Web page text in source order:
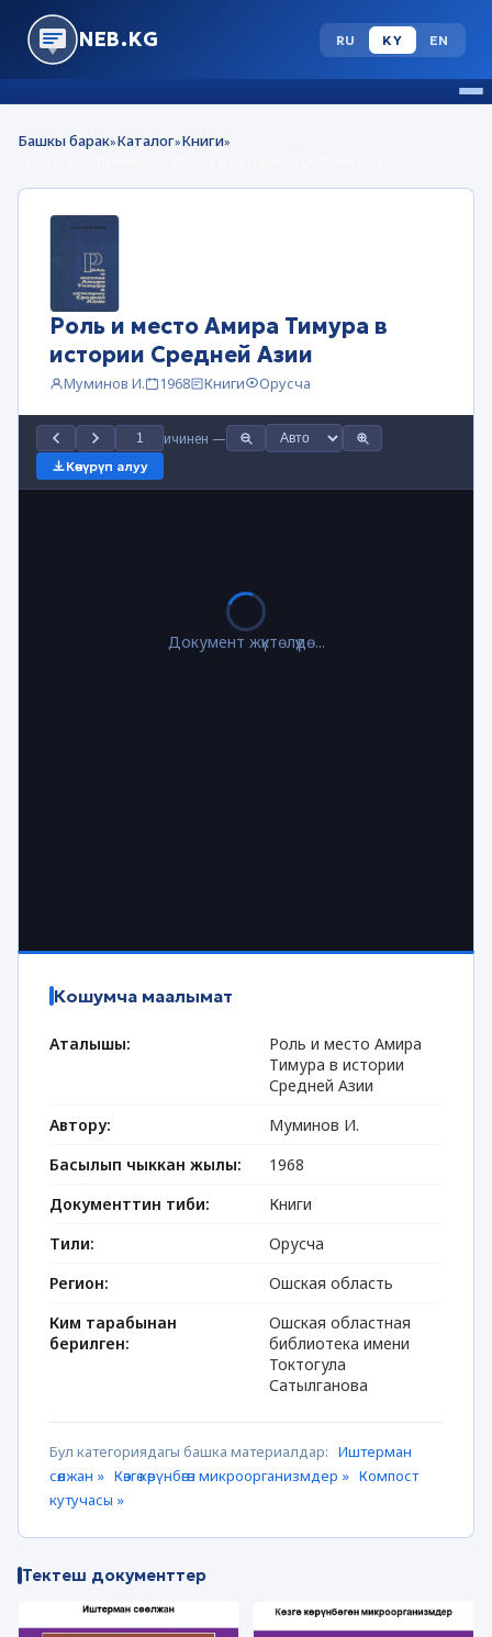
NEB.KG RU KY EN
Башкы барак»Каталог»Книги»
Роль и место Амира Тимура в
истории Средней Азии
Муминов И. 1968 Книги Орусча
ичинен —
Көчүрүп алуу
Документ жүктөлүүдө...
Кошумча маалымат
Аталышы:
Роль и место Амира
Тимура в истории
Средней Азии
Автору:
Муминов И.
Басылып чыккан жылы:
1968
Документтин тиби:
Книги
Тили:
Орусча
Регион:
Ошская область
Ким тарабынан
берилген:
Ошская областная
библиотека имени
Токтогула
Сатылганова
Бул категориядагы башка материалдар: Иштерман
сөөлжан » Көзгө көрүнбөгөн микроорганизмдер » Компост
кутучасы »
Тектеш документтер